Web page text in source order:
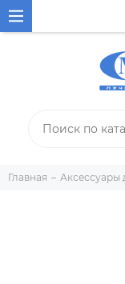
Главная Аксессуары